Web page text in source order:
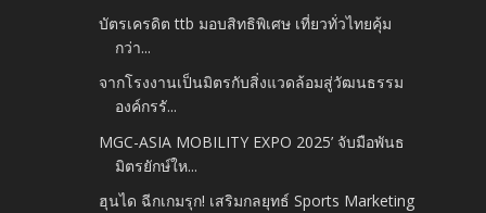
บัตรเครดิต ttb มอบสิทธิพิเศษ เที่ยวทั่วไทยคุ้ม
กว่า...
จากโรงงานเป็นมิตรกับสิ่งแวดล้อมสู่วัฒนธรรม
องค์กรรั...
MGC-ASIA MOBILITY EXPO 2025’ จับมือพันธ
มิตรยักษ์ให...
ฮุนได ฉีกเกมรุก! เสริมกลยุทธ์ Sports Marketing